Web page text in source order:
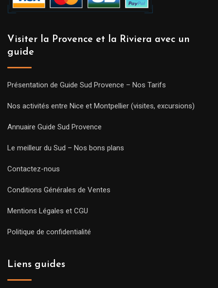
Visiter la Provence et la Riviera avec un
guide
Présentation de Guide Sud Provence – Nos Tarifs
Nos activités entre Nice et Montpellier (visites, excursions)
Annuaire Guide Sud Provence
Le meilleur du Sud – Nos bons plans
Contactez-nous
Conditions Générales de Ventes
Mentions Légales et CGU
Politique de confidentialité
Liens guides